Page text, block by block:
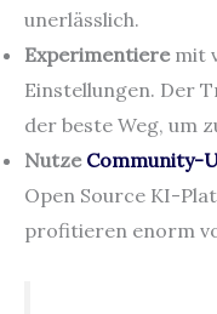
unerlässlich.
Experimentieremit
Einstellungen. Der
der beste Weg, um
Nutze Community-
Open Source KI-
profitieren enorm